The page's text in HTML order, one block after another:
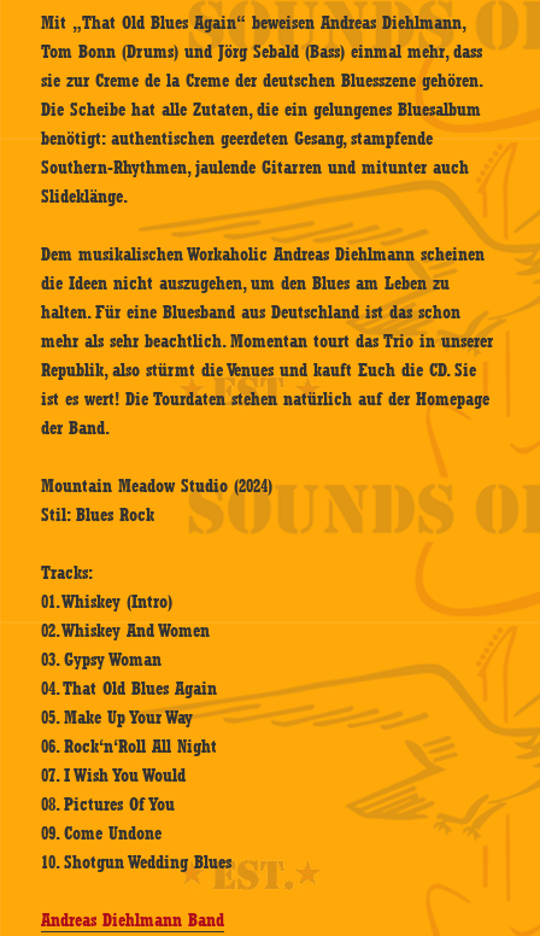
Mit „That Old Blues Again“ beweisen Andreas Diehlmann,
Tom Bonn (Drums) und Jörg Sebald (Bass) einmal mehr, dass
sie zur Creme de la Creme der deutschen Bluesszene gehören.
Die Scheibe hat alle Zutaten, die ein gelungenes Bluesalbum
benötigt: authentischen geerdeten Gesang, stampfende
Southern-Rhythmen, jaulende Gitarren und mitunter auch
Slideklänge.
Dem musikalischen Workaholic Andreas Diehlmann scheinen
die Ideen nicht auszugehen, um den Blues am Leben zu
halten. Für eine Bluesband aus Deutschland ist das schon
mehr als sehr beachtlich. Momentan tourt das Trio in unserer
Republik, also stürmt die Venues und kauft Euch die CD. Sie
ist es wert! Die Tourdaten stehen natürlich auf der Homepage
der Band.
Mountain Meadow Studio (2024)
Stil: Blues Rock
Tracks:
01. Whiskey (Intro)
02. Whiskey And Women
03. Gypsy Woman
04. That Old Blues Again
05. Make Up Your Way
06. Rock‘n‘Roll All Night
07. I Wish You Would
08. Pictures Of You
09. Come Undone
10. Shotgun Wedding Blues
Andreas Diehlmann Band